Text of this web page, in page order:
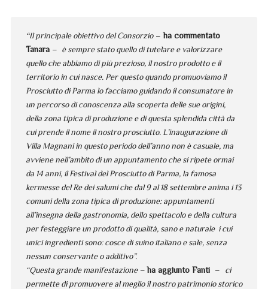
“Il principale obiettivo del Consorzio–ha commentato
Tanara – è sempre stato quello di tutelare e valorizzare
quello che abbiamo di più prezioso, il nostro prodotto e il
territorio in cui nasce. Per questo quando promuoviamo il
Prosciutto di Parma lo facciamo guidando il consumatore in
un percorso di conoscenza alla scoperta delle sue origini,
della zona tipica di produzione e di questa splendida città da
cui prende il nome il nostro prosciutto. L’inaugurazione di
Villa Magnani in questo periodo dell’anno non è casuale, ma
avviene nell’ambito di un appuntamento che si ripete ormai
da 14 anni, il Festival del Prosciutto di Parma, la famosa
kermesse del Re dei salumi che dal 9 al 18 settembre anima i 13
comuni della zona tipica di produzione: appuntamenti
all’insegna della gastronomia, dello spettacolo e della cultura
per festeggiare un prodotto di qualità, sano e naturale i cui
unici ingredienti sono: cosce di suino italiano e sale, senza
nessun conservante o additivo”.
“Questa grande manifestazione – ha aggiunto Fanti – ci
permette di promuovere al meglio il nostro patrimonio storico